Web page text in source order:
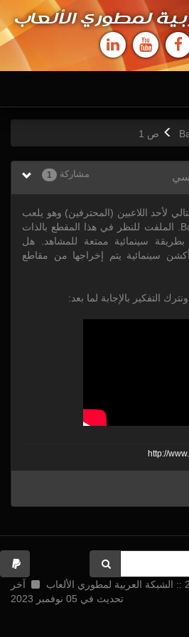
لمطوري الألعاب
ص
مشاركة 1
لأحد اللاعبين (المحترفين) وهو يلعب
الجزء الجديد من Battlefield. الملفت للنظر في هذا المقطع بالذات
سينمائية ممتعة للمشاهد. هل
سينمائية يتم إخراجها من مقاطع
التفكير بالإجابة لما بعد:
http://
آخر
تحديث في 05 نوفمبر 2023